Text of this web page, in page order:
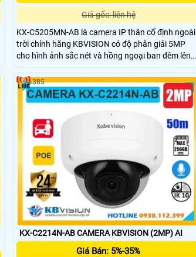
Giá gốc: liên hệ
KX-C5205MN-AB là camera IP thân cố định ngoài
trời chính hãng KBVISION có độ phân giải 5MP
cho hình ảnh sắc nét và hồng ngoại ban đêm lên
đến 60m. Camera hỗ trợ khe cắm thẻ nhớ 256GB
công nghệ phân biệt người và xe thông minh, tích
hợp POE giúp dễ dàng lắp đặt. Với vỏ kim loại bền
chắc đạt chuẩn chống nước IP67, đây là lựa chọn
camera ngoài trời giá rẻ giám sát an ninh hiệu quả.
KX-C2214N-AB CAMERA KBVISION (2MP) AI
Giá Bán: 5%-35%
385